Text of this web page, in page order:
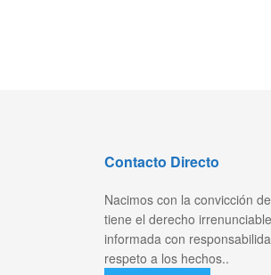
Contacto Directo
Nacimos con la convicción
tiene el derecho
informada con
respeto a los hechos..